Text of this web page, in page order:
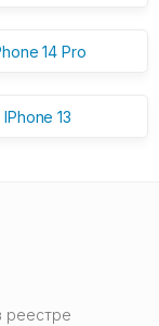
14 Pro
IPhone 13
реестре